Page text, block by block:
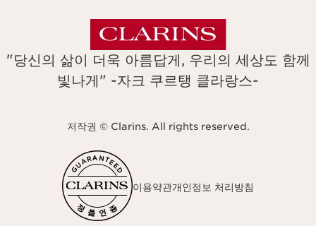
"당신의 삶이 더욱 아름답게, 우리의 세상도 함께
빛나게" -자크 쿠르탱 클라랑스-
저작권 © Clarins. All rights reserved.
이용약관개인정보 처리방침